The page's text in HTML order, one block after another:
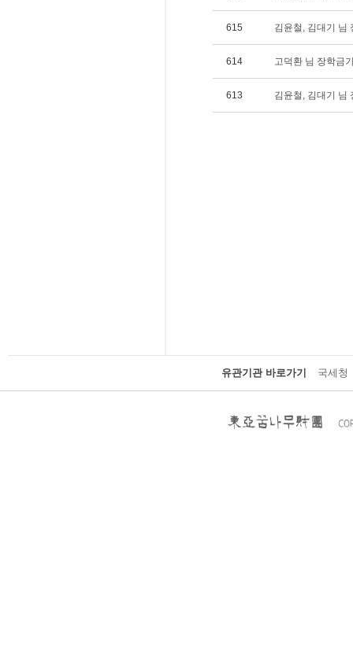
615 김윤철, 김대기 님
614 고덕환 님 장학금
613 김윤철, 김대기 님
유관기관 바로가기 국세청